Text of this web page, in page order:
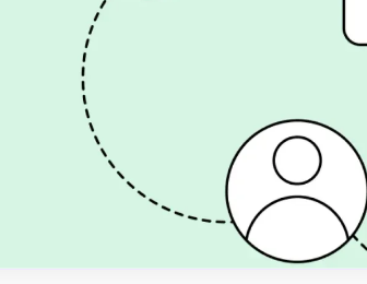
2027
finansiering og billigere lån i
i 2026/2027. Se, hvordan din SMV
til bundlinje og vækst med
rapportering.
Anders Spile Christensen
Title
Co-founder
Published
May 26, 2026